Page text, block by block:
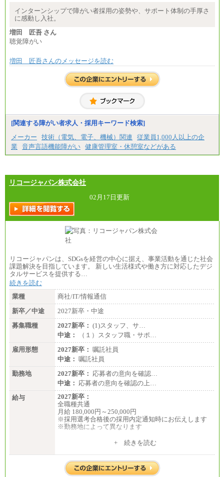
インターンシップで障がい者採用の姿勢や、サポート体制の手厚さ
に感動し入社。
増田 匠吾 さん
聴覚障がい
増田 匠吾さんのメッセージを読む
[関連する障がい者求人・採用キーワード検索]
メーカー
技術（電気、電子、機械）関連
従業員1,000人以上の企
業
音声言語機能障がい 健康管理室・休憩室などがある
リコージャパン株式会社
02月17日更新
リコージャパンは、SDGsを経営の中心に据え、事業活動を通じた社会
課題解決を目指しています。 新しい生活様式や働き方に対応したデジ
タルサービスを提供する…
続きを読む
業種
商社/IT/情報通信
新卒／中途
2027新卒・中途
募集職種
2027新卒： (1)スタッフ、サ…
中途：
（１）スタッフ職・サポ…
雇用形態
2027新卒： 嘱託社員
中途： 嘱託社員
勤務地
2027新卒： 応募者の意向を確認…
中途： 応募者の意向を確認の上…
給与
2027新卒：
全職種共通
月給 180,000円～250,000円
※採用選考合格後の採用内定通知時にお伝えします
※勤務地によって異なります
月給 200,000円～250,000円
入社時の処遇は経験・能力を考慮の上、当社規程に
より決定します。
+ 続きを読む